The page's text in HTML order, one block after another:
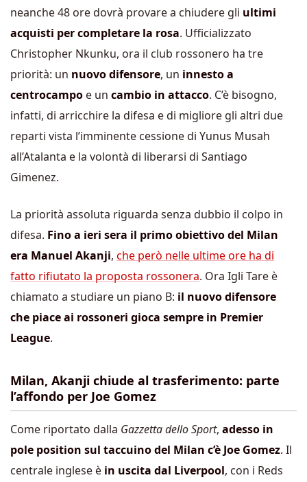
neanche 48 ore dovrà provare a chiudere gli ultimi
acquisti per completare la rosa. Ufficializzato
Christopher Nkunku, ora il club rossonero ha tre
priorità: un nuovo difensore, un innesto a
centrocampo e un cambio in attacco. C’è bisogno,
infatti, di arricchire la difesa e di migliore gli altri due
reparti vista l’imminente cessione di Yunus Musah
all’Atalanta e la volontà di liberarsi di Santiago
Gimenez.
La priorità assoluta riguarda senza dubbio il colpo in
difesa. Fino a ieri sera il primo obiettivo del Milan
era Manuel Akanji, che però nelle ultime ore ha di
fatto rifiutato la proposta rossonera. Ora Igli Tare è
chiamato a studiare un piano B: il nuovo difensore
che piace ai rossoneri gioca sempre in Premier
League.
Milan, Akanji chiude al trasferimento: parte
l’affondo per Joe Gomez
Come riportato dalla Gazzetta dello Sport, adesso in
pole position sul taccuino del Milan c’è Joe Gomez. Il
centrale inglese è in uscita dal Liverpool, con i Reds